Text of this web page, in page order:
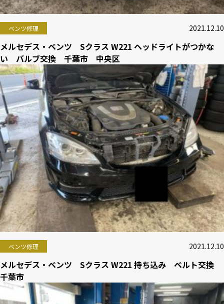
ベンツ修理 2021.12.10
メルセデス・ベンツ Sクラス W221 ヘッドライトがつかな
い バルブ交換 千葉市 中央区
ベンツ修理 2021.12.10
メルセデス・ベンツ Sクラス W221 持ち込み ベルト交換
千葉市